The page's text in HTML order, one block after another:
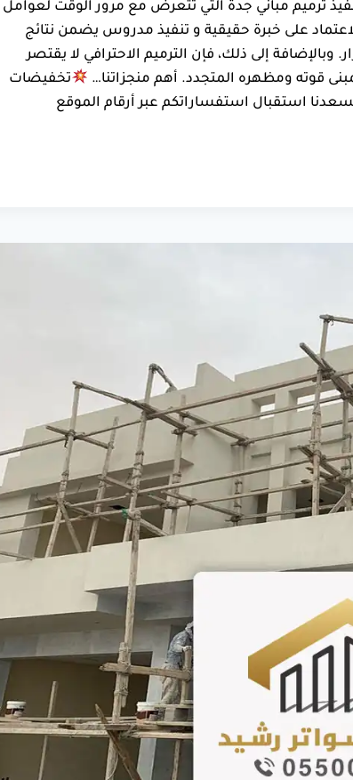
ترميم مباني جدة التي تتعرض مع مرور الوقت لعوامل
على خبرة حقيقية و تنفيذ مدروس يضمن نتائج
وبالإضافة إلى ذلك، فإن الترميم الاحترافي لا يقتصر
قوته ومظهره المتجدد. أهم منجزاتنا…
تخفيضات
استقبال استفساراتكم عبر أرقام الموقع